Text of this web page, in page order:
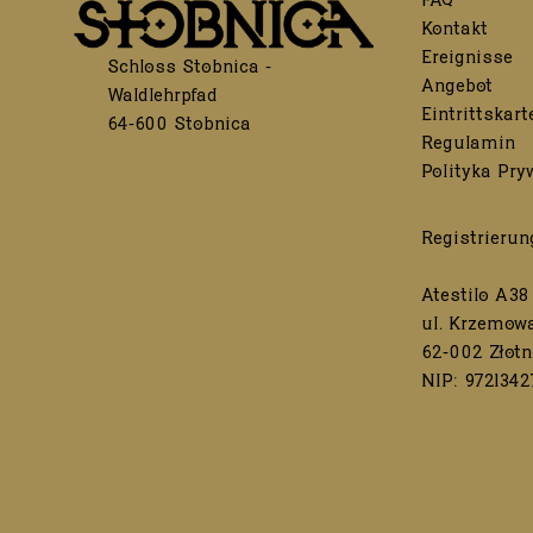
Schloss Stobnica -
Waldlehrpfad
64-600 Stobnica
Kontakt
Ereignisse
Angebot
Regulamin
Polityka
Atestilo A38
ul.
62-002
NIP: